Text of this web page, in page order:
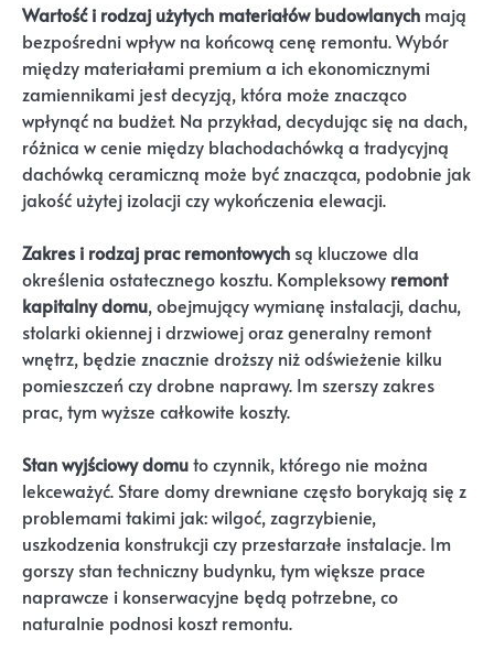
Wartość i rodzaj użytych materiałów budowlanych mają
bezpośredni wpływ na końcową cenę remontu. Wybór
między materiałami premium a ich ekonomicznymi
zamiennikami jest decyzją, która może znacząco
wpłynąć na budżet. Na przykład, decydując się na dach,
różnica w cenie między blachodachówką a tradycyjną
dachówką ceramiczną może być znacząca, podobnie jak
jakość użytej izolacji czy wykończenia elewacji.
Zakres i rodzaj prac remontowych są kluczowe dla
określenia ostatecznego kosztu. Kompleksowy remont
kapitalny domu, obejmujący wymianę instalacji, dachu,
stolarki okiennej i drzwiowej oraz generalny remont
wnętrz, będzie znacznie droższy niż odświeżenie kilku
pomieszczeń czy drobne naprawy. Im szerszy zakres
prac, tym wyższe całkowite koszty.
Stan wyjściowy domuto czynnik, którego nie można
lekceważyć. Stare domy drewniane często borykają się z
problemami takimi jak: wilgoć, zagrzybienie,
uszkodzenia konstrukcji czy przestarzałe instalacje. Im
gorszy stan techniczny budynku, tym większe prace
naprawcze i konserwacyjne będą potrzebne, co
naturalnie podnosi koszt remontu.